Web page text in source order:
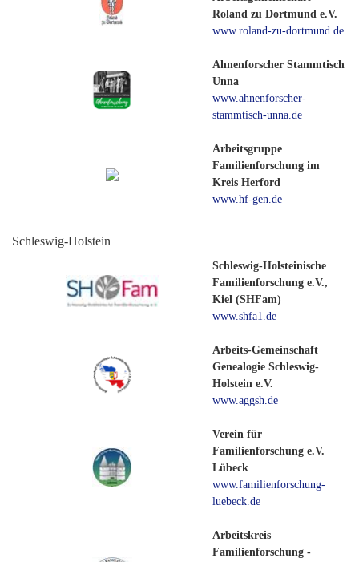
Roland zu Dortmund e.V.
www.roland-zu-dortmund.de
Ahnenforscher Stammtisch
Unna
www.ahnenforscher-
stammtisch-unna.de
Arbeitsgruppe
Familienforschung im
Kreis Herford
www.hf-gen.de
Schleswig-Holstein
Schleswig-Holsteinische
Familienforschung e.V.,
Kiel (SHFam)
www.shfa1.de
Arbeits-Gemeinschaft
Genealogie Schleswig-
Holstein e.V.
www.aggsh.de
Verein für
Familienforschung e.V.
Lübeck
www.familienforschung-
luebeck.de
Arbeitskreis
Familienforschung -